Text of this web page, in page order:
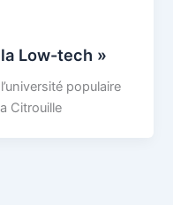
Low-tech »
populaire
Citrouille